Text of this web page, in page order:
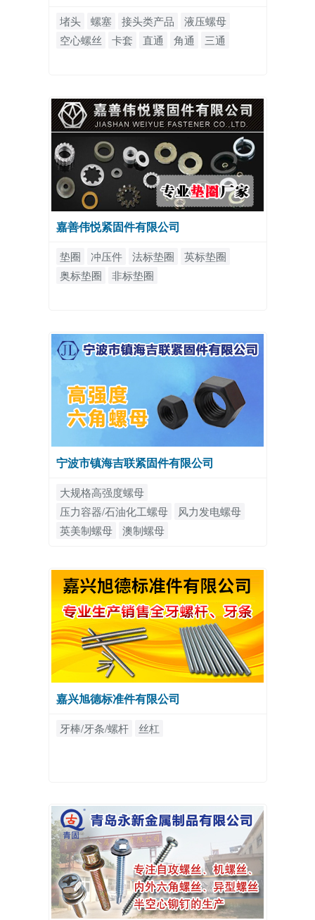
堵头 螺塞 接头类产品
液压螺母
空心螺丝
卡套 直通 角通 三通
嘉善伟悦紧固件有限公司
垫圈 冲压件 法标垫圈
英标垫圈
奥标垫圈
非标垫圈
宁波市镇海吉联紧固件有限公司
大规格高强度螺母
压力容器/石油化工螺母
风力发电螺母
英美制螺母
澳制螺母
嘉兴旭德标准件有限公司
牙棒/牙条/螺杆 丝杠